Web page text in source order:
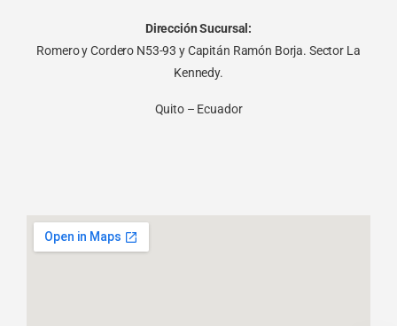
Dirección Sucursal:
Romero y Cordero N53-93 y Capitán Ramón Borja. Sector La
Kennedy.
Quito – Ecuador